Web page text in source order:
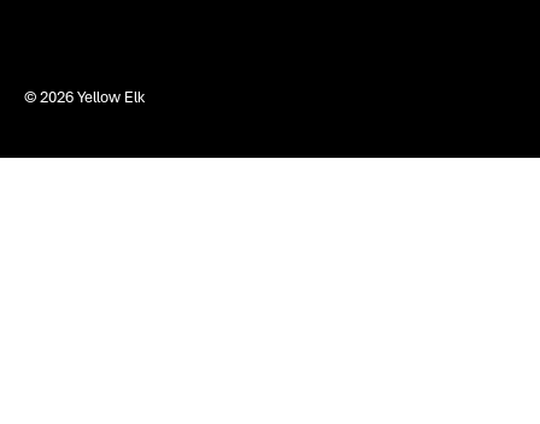
©2026Yellow Elk